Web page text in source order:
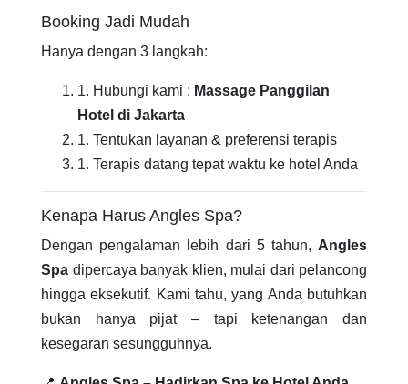
Booking Jadi Mudah
Hanya dengan 3 langkah:
Hubungi kami : Massage Panggilan
Hotel di Jakarta
Tentukan layanan & preferensi terapis
Terapis datang tepat waktu ke hotel Anda
Kenapa Harus Angles Spa?
Dengan pengalaman lebih dari 5 tahun, Angles
Spa dipercaya banyak klien, mulai dari pelancong
hingga eksekutif. Kami tahu, yang Anda butuhkan
bukan hanya pijat – tapi ketenangan dan
kesegaran sesungguhnya.